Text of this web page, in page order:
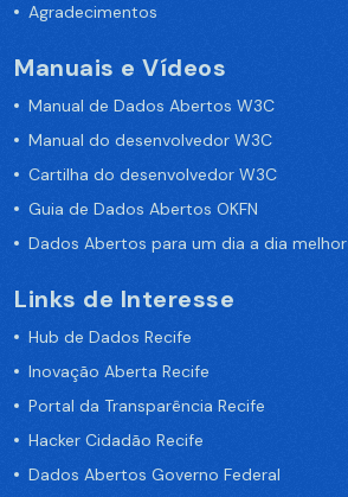
Agradecimentos
Manuais e Vídeos
Manual de Dados Abertos W3C
Manual do desenvolvedor W3C
Cartilha do desenvolvedor W3C
Guia de Dados Abertos OKFN
Dados Abertos para um dia a dia melhor
Links de Interesse
Hub de Dados Recife
Inovação Aberta Recife
Portal da Transparência Recife
Hacker Cidadão Recife
Dados Abertos Governo Federal